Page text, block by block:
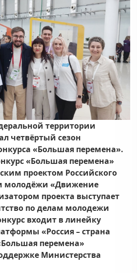
территории
четвёртый сезон
«Большая перемена».
«Большая перемена»
проектом Российского
молодёжи «Движение
проекта выступает
по делам молодежи
входит в линейку
«Россия – страна
перемена»
Министерства